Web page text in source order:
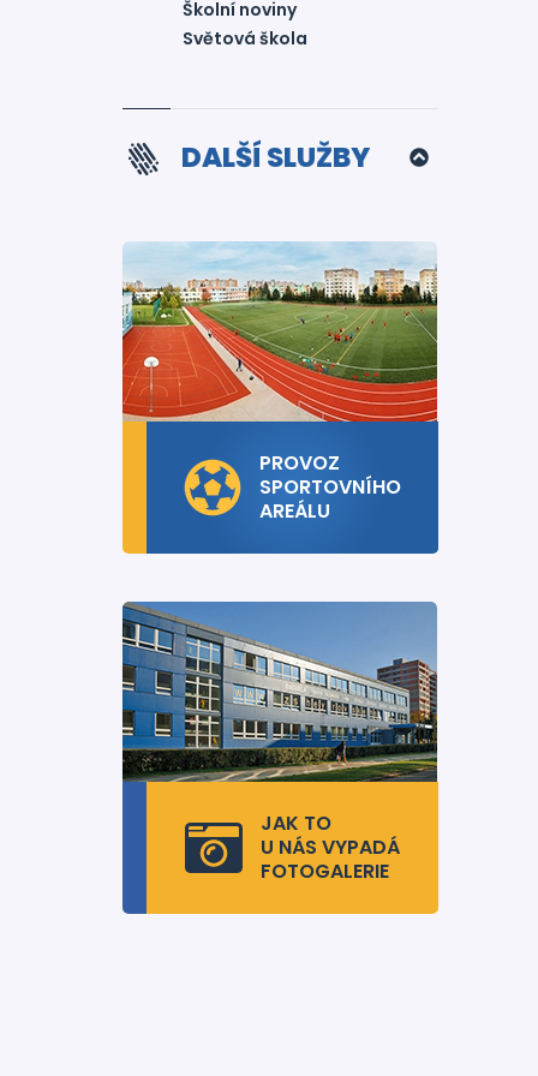
Školní noviny
Světová škola
DALŠÍ SLUŽBY
PROVOZ
SPORTOVNÍHO
AREÁLU
JAK TO
U NÁS VYPADÁ
FOTOGALERIE